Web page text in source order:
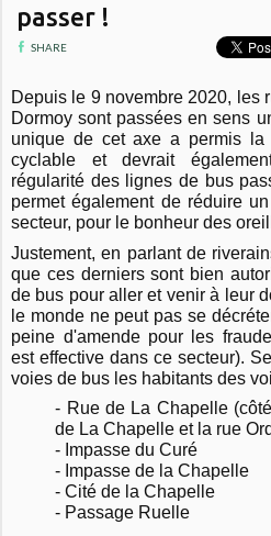
passer !
SHARE
Depuis le 9 novembre 2020, les
Dormoy sont passées en sens
unique de cet axe a permis la
cyclable et devrait
régularité des lignes de bus
permet également de réduire
secteur, pour le bonheur des
Justement, en parlant de
que ces derniers sont bien
de bus pour aller et venir à leur
le monde ne peut pas se
peine d'amende pour les
est effective dans ce secteur).
voies de bus les habitants des
- Rue de La Chapelle
de La Chapelle et la rue
- Impasse du Curé
- Impasse de la Chapelle
- Cité de la Chapelle
- Passage Ruelle